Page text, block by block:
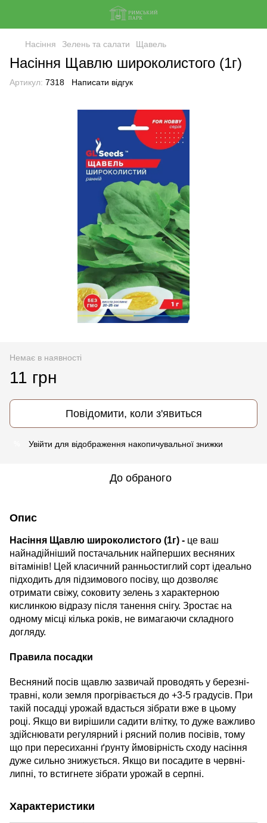
Насіння Зелень та салати Щавель
Насіння Щавлю широколистого (1г)
Артикул: 7318 Написати відгук
Немає в наявності
11 грн
Повідомити, коли з'явиться
Увійти для відображення накопичувальної знижки
До обраного
Опис
Насіння Щавлю широколистого (1г) - це ваш
найнадійніший постачальник найперших весняних
вітамінів! Цей класичний ранньостиглий сорт ідеально
підходить для підзимового посіву, що дозволяє
отримати свіжу, соковиту зелень з характерною
кислинкою відразу після танення снігу. Зростає на
одному місці кілька років, не вимагаючи складного
догляду.
Правила посадки
Весняний посів щавлю зазвичай проводять у березні-
травні, коли земля прогрівається до +3-5 градусів. При
такій посадці урожай вдасться зібрати вже в цьому
році. Якщо ви вирішили садити влітку, то дуже важливо
здійснювати регулярний і рясний полив посівів, тому
що при пересиханні ґрунту ймовірність сходу насіння
дуже сильно знижується. Якщо ви посадите в червні-
липні, то встигнете зібрати урожай в серпні.
Характеристики